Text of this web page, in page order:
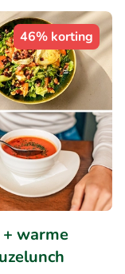
46% korting
warme